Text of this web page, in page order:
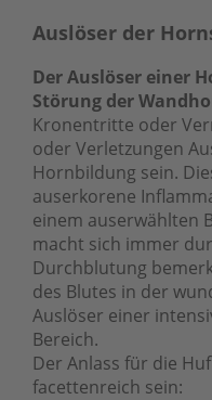
Auslöser der
Der Auslöser einer
Störung der
Kronentritte oder
oder Verletzungen
Hornbildung sein.
auserkorene
einem auserwählten
macht sich immer
Durchblutung
des Blutes in der
Auslöser einer
Bereich.
Der Anlass für die
facettenreich sein: